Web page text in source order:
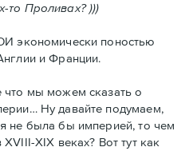
то Проливах? )))
экономически поностью
и Франции.
что мы можем сказать о
Ну давайте подумаем,
не была бы империей, то чем
XIX веках? Вот тут как